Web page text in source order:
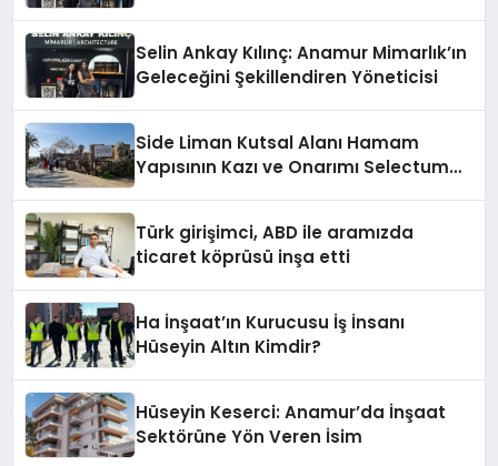
Selin Ankay Kılınç: Anamur Mimarlık’ın
Geleceğini Şekillendiren Yöneticisi
Side Liman Kutsal Alanı Hamam
Yapısının Kazı ve Onarımı Selectum
Türk girişimci, ABD ile aramızda
ticaret köprüsü inşa etti
Ha İnşaat’ın Kurucusu İş İnsanı
Hüseyin Altın Kimdir?
Hüseyin Keserci: Anamur’da İnşaat
Sektörüne Yön Veren İsim